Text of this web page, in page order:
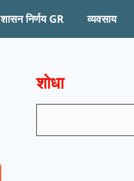
शासन निर्णय GR व्यवसाय
शोधा